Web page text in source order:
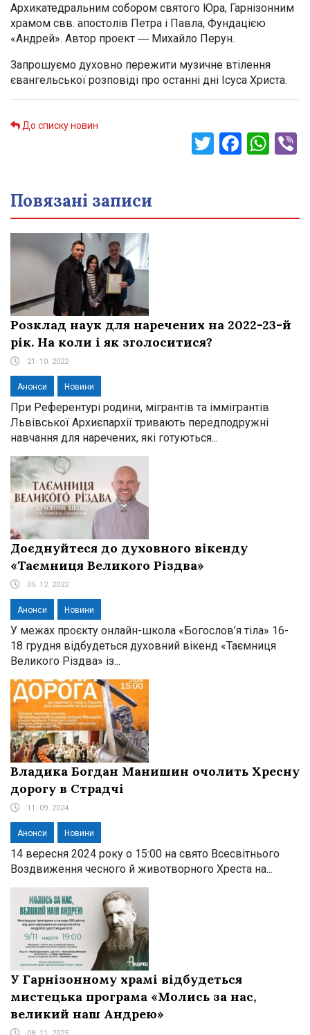
Архикатедральним собором святого Юра, Гарнізонним
храмом свв. апостолів Петра і Павла, Фундацією
«Андрей». Автор проект ― Михайло Перун.
Запрошуємо духовно пережити музичне втілення
євангельської розповіді про останні дні Ісуса Христа.
До списку новин
Twitter
Повязані записи
Розклад наук для наречених на 2022-23-й
рік. На коли і як зголоситися?
21. 10. 2022
Анонси Новини
При Референтурі родини, мігрантів та іммігрантів
Львівської Архиєпархії тривають передподружні
навчання для наречених, які готуються...
Доєднуйтеся до духовного вікенду
«Таємниця Великого Різдва»
05. 12. 2022
Анонси Новини
У межах проєкту онлайн-школа «Богослов’я тіла» 16-
18 грудня відбудеться духовний вікенд «Таємниця
Великого Різдва» із...
Владика Богдан Манишин очолить Хресну
дорогу в Страдчі
11. 09. 2024
Анонси Новини
14 вересня 2024 року о 15:00 на свято Всесвітнього
Воздвиження чесного й животворного Хреста на...
У Гарнізонному храмі відбудеться
мистецька програма «Молись за нас,
великий наш Андрею»
08. 11. 2025